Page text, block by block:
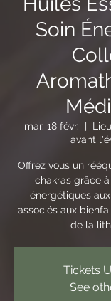
Soin
mar. 18 févr.
  |
avant
Offrez vous un
chakras grâce
énergétiques
associés aux
de la
Tickets
See